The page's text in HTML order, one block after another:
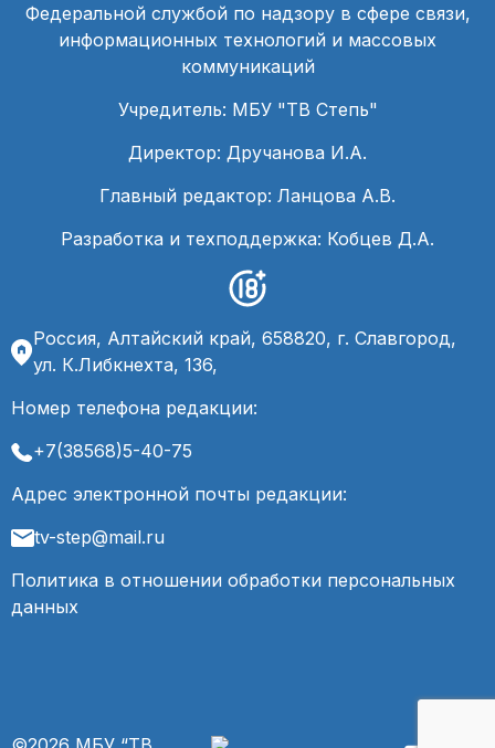
Федеральной службой по надзору в сфере связи,
информационных технологий и массовых
коммуникаций
Учредитель: МБУ "ТВ Степь"
Директор: Дручанова И.А.
Главный редактор: Ланцова А.В.
Разработка и техподдержка: Кобцев Д.А.
Россия, Алтайский край, 658820, г. Славгород,
ул. К.Либкнехта, 136,
Номер телефона редакции:
+7(38568)5-40-75
Адрес электронной почты редакции:
tv-step@mail.ru
Политика в отношении обработки персональных
данных